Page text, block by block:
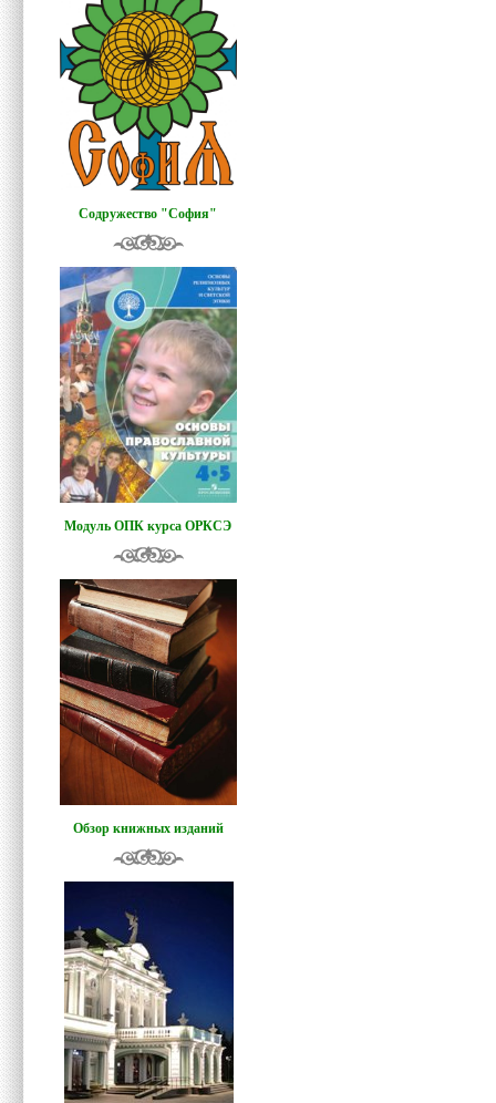
Содружество "София"
Модуль ОПК курса ОРКСЭ
Обзор книжных изданий